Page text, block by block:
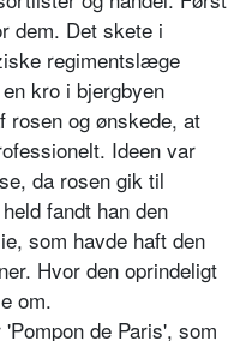
dem. Det skete i
regimentslæge
kro i bjergbyen
rosen og ønskede, at
Ideen var
da rosen gik til
fandt han den
som havde haft den
Hvor den oprindeligt
om.
de Paris', som